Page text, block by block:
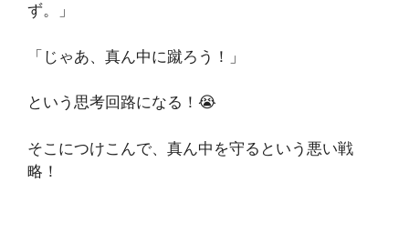
ず。」
「じゃあ、真ん中に蹴ろう！」
という思考回路になる！😭
そこにつけこんで、真ん中を守るという悪い戦
略！